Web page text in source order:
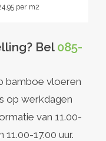
Bel 085-
bamboe vloeren
op werkdagen
van 11.00-
17.00 uur.